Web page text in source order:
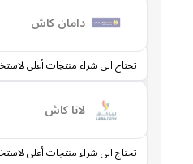
دامان كاش
تحتاج الى شراء منتجات أعلى لاستخدام
لانا كاش
تحتاج الى شراء منتجات أعلى لاستخدام